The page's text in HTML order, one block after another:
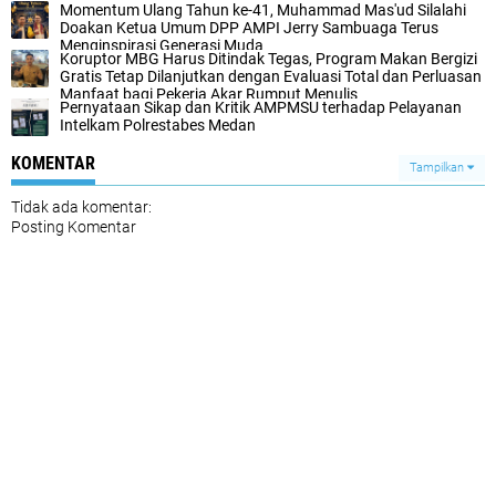
Momentum Ulang Tahun ke-41, Muhammad Mas'ud Silalahi
Doakan Ketua Umum DPP AMPI Jerry Sambuaga Terus
Menginspirasi Generasi Muda
Koruptor MBG Harus Ditindak Tegas, Program Makan Bergizi
Gratis Tetap Dilanjutkan dengan Evaluasi Total dan Perluasan
Manfaat bagi Pekerja Akar Rumput Menulis
Pernyataan Sikap dan Kritik AMPMSU terhadap Pelayanan
Intelkam Polrestabes Medan
KOMENTAR Tampilkan
Tidak ada komentar:
Posting Komentar